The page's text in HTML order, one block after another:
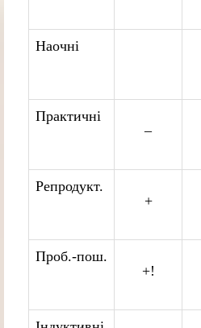
Наочні
Практичні
–
Репродукт.
+
Проб.-пош.
+!